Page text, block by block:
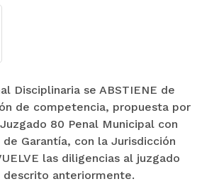
Disciplinaria se ABSTIENE de
de competencia, propuesta por
80 Penal Municipal con
Garantía, con la Jurisdicción
las diligencias al juzgado
descrito anteriormente.